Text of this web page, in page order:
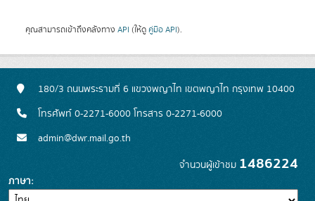
คุณสามารถเข้าถึงคลังทาง API (ให้ดู คู่มือ API).
180/3 ถนนพระรามที่ 6 แขวงพญาไท เขตพญาไท กรุงเทพ 10400
โทรศัพท์ 0-2271-6000 โทรสาร 0-2271-6000
admin@dwr.mail.go.th
จำนวนผู้เข้าชม 1486224
ภาษา